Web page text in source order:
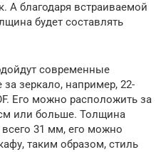
А благодаря встраиваемой
будет составлять
современные
зеркало, например, 22-
Его можно расположить за
или больше. Толщина
всего 31 мм, его можно
таким образом, стиль